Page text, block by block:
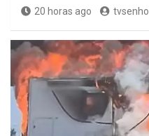
20 horas ago